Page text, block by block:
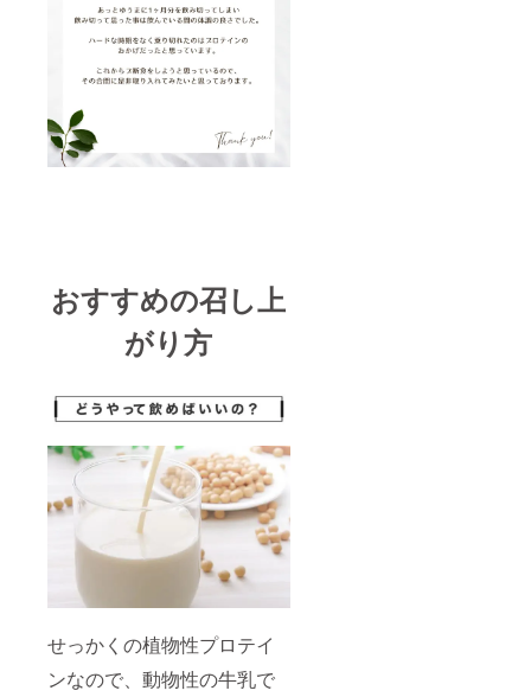
おすすめの召し上
がり方
せっかくの植物性プロテイ
ンなので、動物性の牛乳で